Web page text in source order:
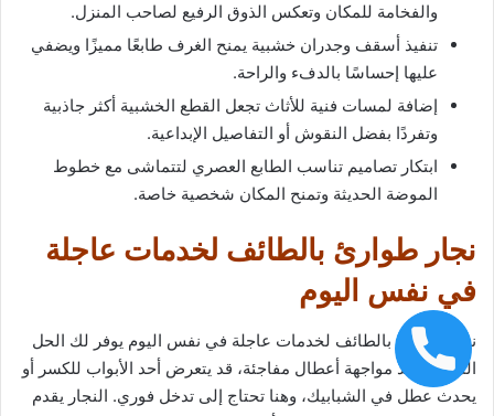
والفخامة للمكان وتعكس الذوق الرفيع لصاحب المنزل.
تنفيذ أسقف وجدران خشبية يمنح الغرف طابعًا مميزًا ويضفي
عليها إحساسًا بالدفء والراحة.
إضافة لمسات فنية للأثاث تجعل القطع الخشبية أكثر جاذبية
وتفردًا بفضل النقوش أو التفاصيل الإبداعية.
ابتكار تصاميم تناسب الطابع العصري لتتماشى مع خطوط
الموضة الحديثة وتمنح المكان شخصية خاصة.
نجار طوارئ بالطائف لخدمات عاجلة
في نفس اليوم
نجار طوارئ بالطائف لخدمات عاجلة في نفس اليوم يوفر لك الحل
المثالي عند مواجهة أعطال مفاجئة، قد يتعرض أحد الأبواب للكسر أو
يحدث عطل في الشبابيك، وهنا تحتاج إلى تدخل فوري. النجار يقدم